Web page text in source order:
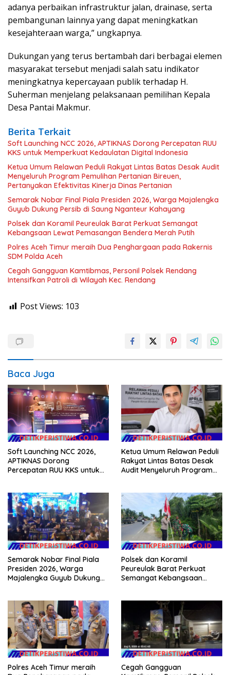
adanya perbaikan infrastruktur jalan, drainase, serta
pembangunan lainnya yang dapat meningkatkan
kesejahteraan warga,” ungkapnya.
Dukungan yang terus bertambah dari berbagai elemen
masyarakat tersebut menjadi salah satu indikator
meningkatnya kepercayaan publik terhadap H.
Suherman menjelang pelaksanaan pemilihan Kepala
Desa Pantai Makmur.
Berita Terkait
Soft Launching NCC 2026, APTIKNAS Dorong Percepatan RUU
KKS untuk Memperkuat Kedaulatan Digital Indonesia
Ketua Umum Relawan Peduli Rakyat Lintas Batas Desak Audit
Menyeluruh Program Pemulihan Pertanian Bireuen,
Pertanyakan Efektivitas Kinerja Dinas Pertanian
Semarak Nobar Final Piala Presiden 2026, Warga Majalengka
Guyub Dukung Persib di Saung Nganteur Kahayang
Polsek dan Koramil Peureulak Barat Perkuat Semangat
Kebangsaan Lewat Pemasangan Bendera Merah Putih
Polres Aceh Timur meraih Dua Penghargaan pada Rakernis
SDM Polda Aceh
Cegah Gangguan Kamtibmas, Personil Polsek Rendang
Intensifkan Patroli di Wilayah Kec. Rendang
Post Views: 103
Baca Juga
Soft Launching NCC 2026,
APTIKNAS Dorong
Percepatan RUU KKS untuk
Ketua Umum Relawan Peduli
Rakyat Lintas Batas Desak
Audit Menyeluruh Program
Kinerja Dinas Pertanian
Semarak Nobar Final Piala
Presiden 2026, Warga
Majalengka Guyub Dukung
Polsek dan Koramil
Peureulak Barat Perkuat
Semangat Kebangsaan
Polres Aceh Timur meraih
Cegah Gangguan